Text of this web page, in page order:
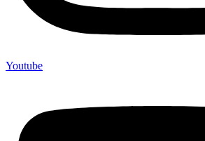
Youtube